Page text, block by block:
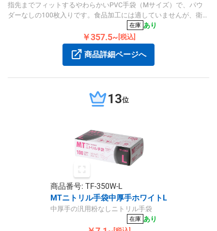
指先までフィットするやわらかいPVC手袋（Mサイズ）で、パウ
ダーなしの100枚入りです。食品加工には適していませんが、衛生
的で使いやすく、薄くて素手感覚を保ちます。
在庫 あり
￥357.5~ [税込]
商品詳細ページへ
13位
商品番号: TF-350W-L
MTニトリル手袋中厚手ホワイトL
中厚手の汎用粉なしニトリル手袋
在庫 あり